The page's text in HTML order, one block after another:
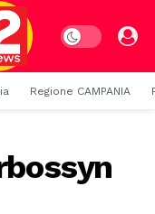
Dark mode
Regione CAMPANIA